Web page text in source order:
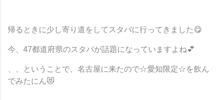
帰るときに少し寄り道をしてスタバに行ってきました😋
今、47都道府県のスタバが話題になっていますよね💕
、、ということで、名古屋に来たので☆愛知限定☆を飲ん
でみたにん😻